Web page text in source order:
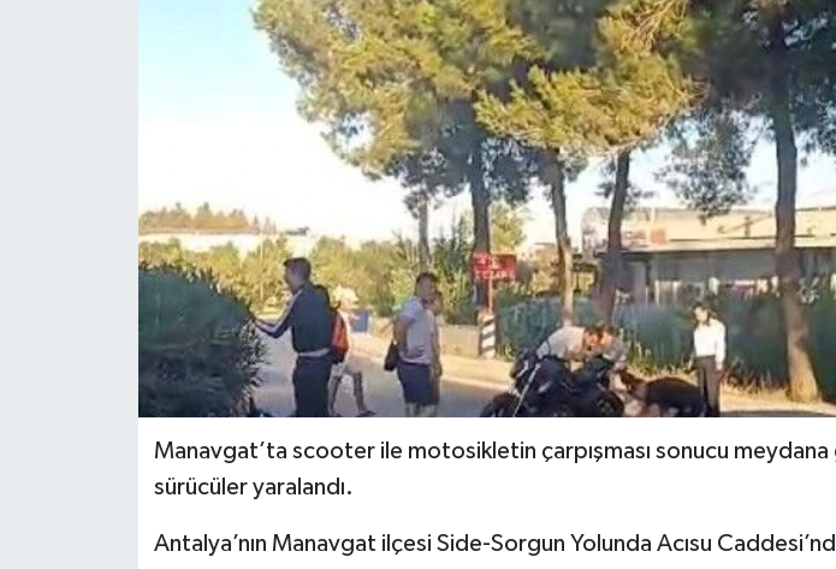
Manavgat’ta scooter ile motosikletin çarpışması sonucu meydana
sürücüler yaralandı.
Antalya’nın Manavgat ilçesi Side-Sorgun Yolunda Acısu